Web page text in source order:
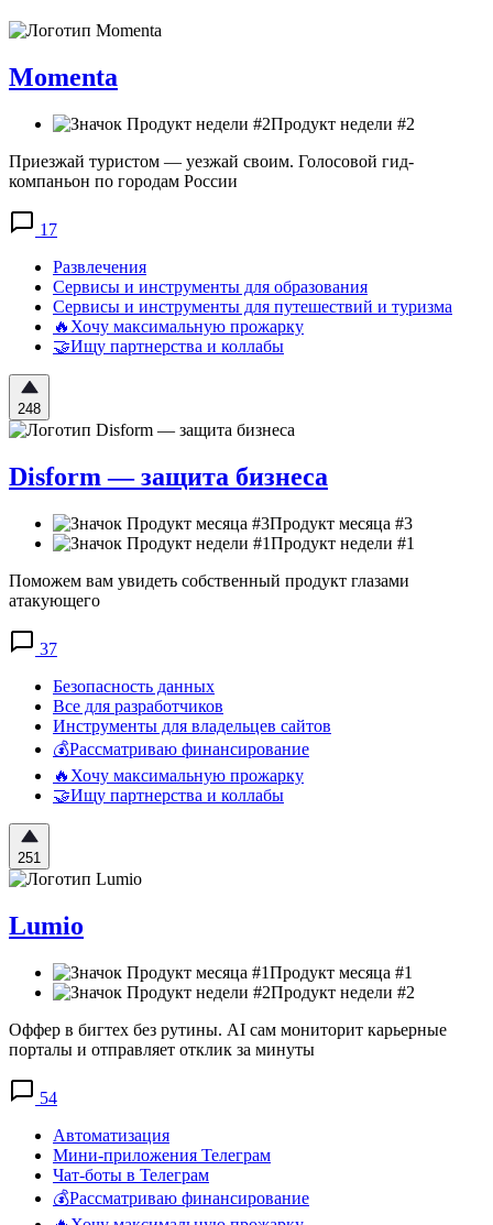
Momenta
Продукт недели #2
Приезжай туристом — уезжай своим. Голосовой гид-
компаньон по городам России
17
Развлечения
Сервисы и инструменты для образования
Сервисы и инструменты для путешествий и туризма
🔥Хочу максимальную прожарку
🤝Ищу партнерства и коллабы
248
Disform — защита бизнеса
Продукт месяца #3
Продукт недели #1
Поможем вам увидеть собственный продукт глазами
атакующего
37
Безопасность данных
Все для разработчиков
Инструменты для владельцев сайтов
💰Рассматриваю финансирование
🔥Хочу максимальную прожарку
🤝Ищу партнерства и коллабы
251
Lumio
Продукт месяца #1
Продукт недели #2
Оффер в бигтех без рутины. AI сам мониторит карьерные
порталы и отправляет отклик за минуты
54
Автоматизация
Мини-приложения Телеграм
Чат-боты в Телеграм
💰Рассматриваю финансирование